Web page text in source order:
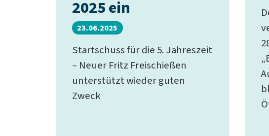
2025 ein
23.06.2025
Startschuss für die 5. Jahreszeit
– Neuer Fritz Freischießen
unterstützt wieder guten
Zweck